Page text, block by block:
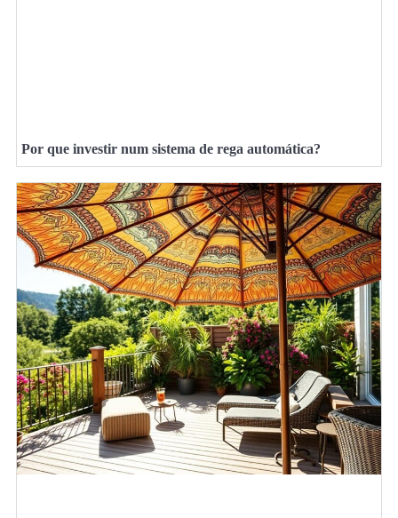
Por que investir num sistema de rega automática?